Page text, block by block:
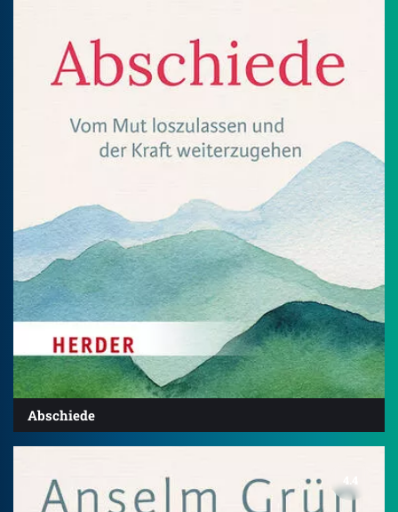
Abschiede